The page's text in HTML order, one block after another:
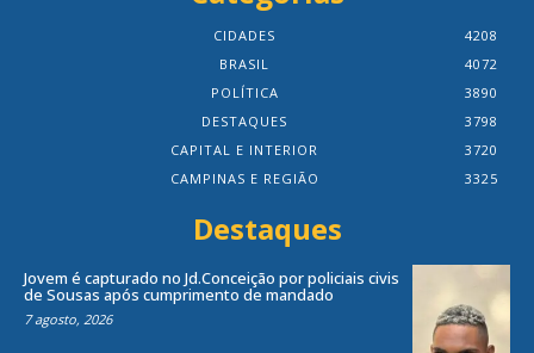
CIDADES
4208
BRASIL
4072
POLÍTICA
3890
DESTAQUES
3798
CAPITAL E INTERIOR
3720
CAMPINAS E REGIÃO
3325
Destaques
Jovem é capturado no Jd.Conceição por policiais civis
de Sousas após cumprimento de mandado
7 agosto, 2026